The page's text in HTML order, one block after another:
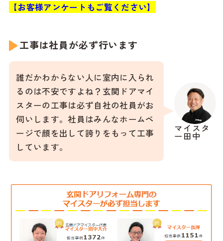
【お客様アンケートもご覧ください】
工事は社員が必ず行います
マイスタ
ー田中
誰だかわからない人に室内に入られ
るのは不安ですよね？玄関ドアマイ
スターの工事は必ず自社の社員がお
伺いします。社員はみんなホームペ
ージで顔を出して誇りをもって工事
しています。